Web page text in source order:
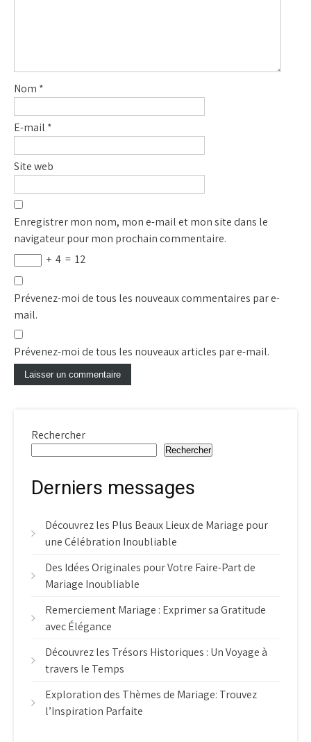
Nom *
E-mail *
Site web
Enregistrer mon nom, mon e-mail et mon site dans le
navigateur pour mon prochain commentaire.
+ 4 = 12
Prévenez-moi de tous les nouveaux commentaires par e-
mail.
Prévenez-moi de tous les nouveaux articles par e-mail.
Rechercher
Rechercher
Derniers messages
Découvrez les Plus Beaux Lieux de Mariage pour
une Célébration Inoubliable
Des Idées Originales pour Votre Faire-Part de
Mariage Inoubliable
Remerciement Mariage : Exprimer sa Gratitude
avec Élégance
Découvrez les Trésors Historiques : Un Voyage à
travers le Temps
Exploration des Thèmes de Mariage: Trouvez
l’Inspiration Parfaite